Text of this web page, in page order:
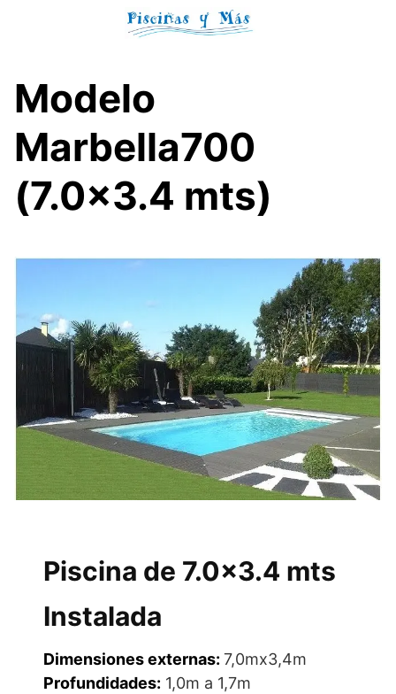
Modelo
Marbella700
(7.0×3.4 mts)
Piscina de 7.0×3.4 mts
Instalada
Dimensiones externas:7,0mx3,4m
Profundidades: 1,0m a 1,7m